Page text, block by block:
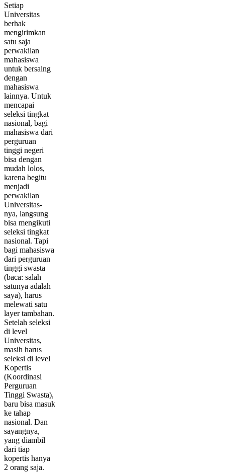
Setiap
Universitas
berhak
mengirimkan
satu saja
perwakilan
mahasiswa
untuk bersaing
dengan
mahasiswa
lainnya. Untuk
mencapai
seleksi tingkat
nasional, bagi
mahasiswa dari
perguruan
tinggi negeri
bisa dengan
mudah lolos,
karena begitu
menjadi
perwakilan
Universitas-
nya, langsung
bisa mengikuti
seleksi tingkat
nasional. Tapi
bagi mahasiswa
dari perguruan
tinggi swasta
(baca: salah
satunya adalah
saya), harus
melewati satu
layer tambahan.
Setelah seleksi
di level
Universitas,
masih harus
seleksi di level
Kopertis
(Koordinasi
Perguruan
Tinggi Swasta),
baru bisa masuk
ke tahap
nasional. Dan
sayangnya,
yang diambil
dari tiap
kopertis hanya
2 orang saja.